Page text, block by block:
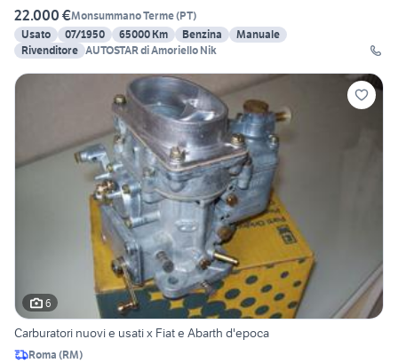
22.000 €Monsummano Terme(PT)
Usato
07/1950 65000 Km Benzina
Manuale
Rivenditore AUTOSTAR di Amoriello Nik
6
Carburatori nuovi e usati x Fiat e Abarth d'epoca
Roma (RM)